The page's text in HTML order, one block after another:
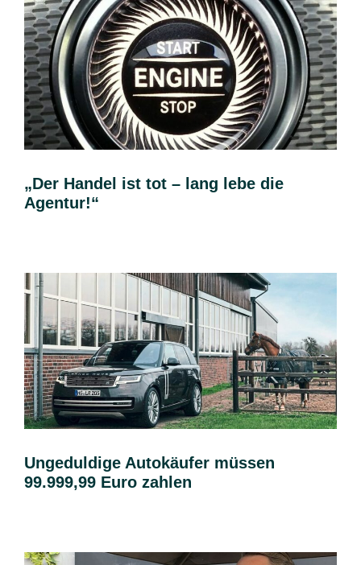
„Der Handel ist tot – lang lebe die
Agentur!“
Ungeduldige Autokäufer müssen
99.999,99 Euro zahlen